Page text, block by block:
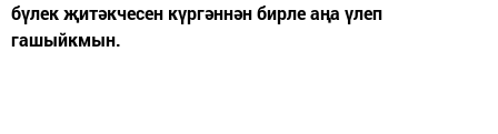
бүлек җитәкчесен күргәннән бирле аңа үлеп
гашыйкмын.